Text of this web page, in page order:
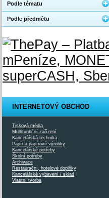
Podle tématu
Podle předmětu
INTERNETOVÝ OBCHOD
Tisková média
Multifunkční zařízení
Kancelářská technika
Papír a papírové výrobky
Kancelářské potřeby
Školní potřeby
Archivace
Restaurační, hotelové doplňky
Kancelářské vybavení / sklad
Vlastní tvorba